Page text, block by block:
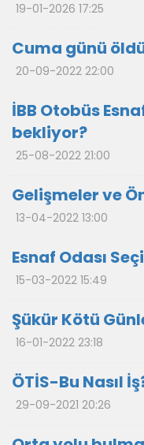
19-01-2026 17:25
Cuma günü
20-09-2022 22:00
İBB Otobüs
bekliyor?
25-08-2022 21:00
Gelişmeler ve
13-04-2022 13:00
Esnaf Odası
15-03-2022 15:49
Şükür Kötü
16-01-2022 23:18
ÖTİS-Bu Nasıl
29-09-2021 20:26